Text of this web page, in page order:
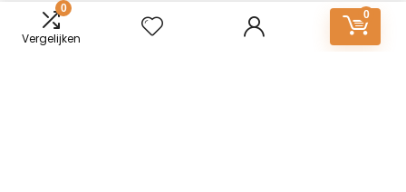
0
Vergelijken
0
E-mail:info@mannen-parfum.nl